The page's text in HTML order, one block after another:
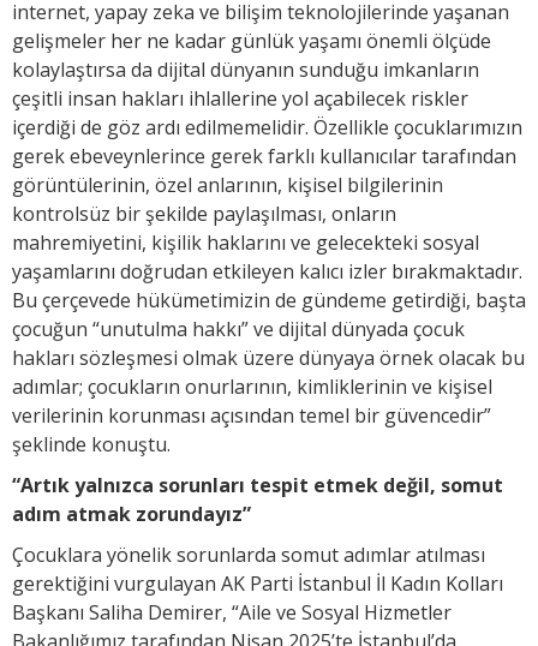
internet, yapay zeka ve bilişim teknolojilerinde yaşanan
gelişmeler her ne kadar günlük yaşamı önemli ölçüde
kolaylaştırsa da dijital dünyanın sunduğu imkanların
çeşitli insan hakları ihlallerine yol açabilecek riskler
içerdiği de göz ardı edilmemelidir. Özellikle çocuklarımızın
gerek ebeveynlerince gerek farklı kullanıcılar tarafından
görüntülerinin, özel anlarının, kişisel bilgilerinin
kontrolsüz bir şekilde paylaşılması, onların
mahremiyetini, kişilik haklarını ve gelecekteki sosyal
yaşamlarını doğrudan etkileyen kalıcı izler bırakmaktadır.
Bu çerçevede hükümetimizin de gündeme getirdiği, başta
çocuğun “unutulma hakkı” ve dijital dünyada çocuk
hakları sözleşmesi olmak üzere dünyaya örnek olacak bu
adımlar; çocukların onurlarının, kimliklerinin ve kişisel
verilerinin korunması açısından temel bir güvencedir”
şeklinde konuştu.
“Artık yalnızca sorunları tespit etmek değil, somut
adım atmak zorundayız”
Çocuklara yönelik sorunlarda somut adımlar atılması
gerektiğini vurgulayan AK Parti İstanbul İl Kadın Kolları
Başkanı Saliha Demirer, “Aile ve Sosyal Hizmetler